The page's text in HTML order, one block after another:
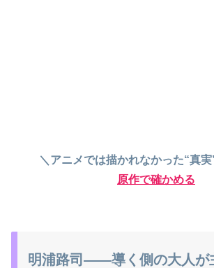
＼アニメでは描かれなかった“真
原作で確かめる
明浦路司――導く側の大人が